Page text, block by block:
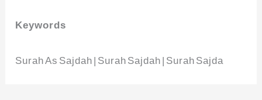
Keywords
Surah As Sajdah | Surah Sajdah | Surah Sajda